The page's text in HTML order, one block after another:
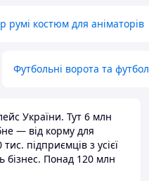
румі костюм для аніматорів
Футбольні ворота та
України. Тут 6 млн
— від корму для
підприємців з усієї
бізнес. Понад 120 млн